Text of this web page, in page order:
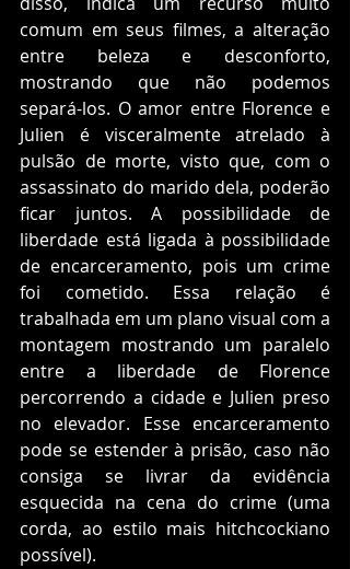
comum em seus filmes, a alteração
entre beleza e desconforto,
mostrando que não podemos
separá-los. O amor entre Florence e
Julien é visceralmente atrelado à
pulsão de morte, visto que, com o
assassinato do marido dela, poderão
ficar juntos. A possibilidade de
liberdade está ligada à possibilidade
de encarceramento, pois um crime
foi cometido. Essa relação é
trabalhada em um plano visual com a
montagem mostrando um paralelo
entre a liberdade de Florence
percorrendo a cidade e Julien preso
no elevador. Esse encarceramento
pode se estender à prisão, caso não
consiga se livrar da evidência
esquecida na cena do crime (uma
corda, ao estilo mais hitchcockiano
possível).